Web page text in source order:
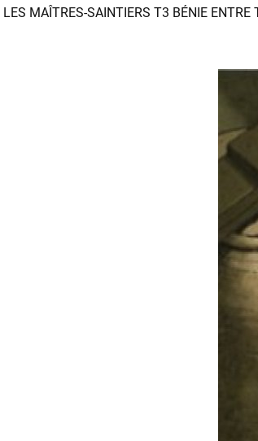
LES MAÎTRES-SAINTIERS T3 BÉNIE